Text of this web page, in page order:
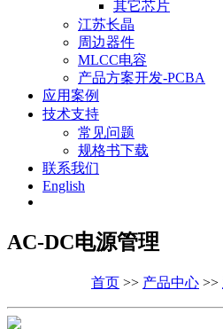
其它芯片
江苏长晶
周边器件
MLCC电容
产品方案开发-PCBA
应用案例
技术支持
常见问题
规格书下载
联系我们
English
AC-DC电源管理
首页 >> 产品中心 >>